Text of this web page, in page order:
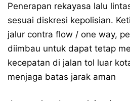
Penerapan rekayasa lalu
sesuai diskresi kepolisian.
jalur contra flow / one way,
diimbau untuk dapat tetap
kecepatan di jalan tol luar
menjaga batas jarak aman